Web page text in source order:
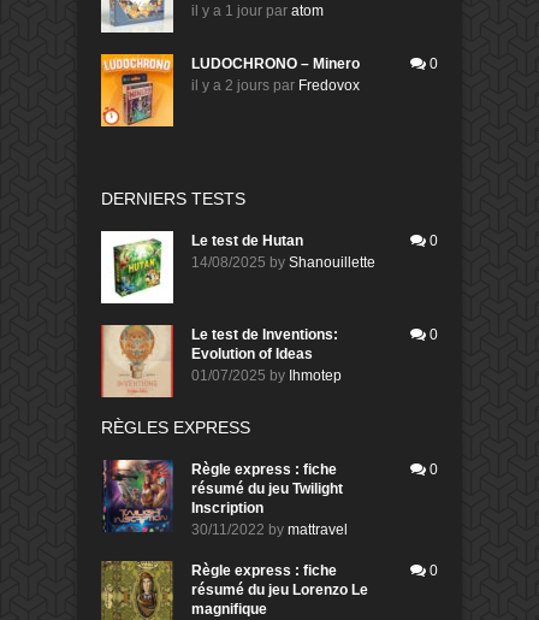
il y a 1 jour par atom
LUDOCHRONO – Minero
il y a 2 jours par Fredovox
0
DERNIERS TESTS
Le test de Hutan
14/08/2025 by Shanouillette
0
Le test de Inventions:
Evolution of Ideas
01/07/2025 by Ihmotep
0
RÈGLES EXPRESS
Règle express : fiche
résumé du jeu Twilight
Inscription
30/11/2022 by mattravel
0
Règle express : fiche
résumé du jeu Lorenzo Le
magnifique
0